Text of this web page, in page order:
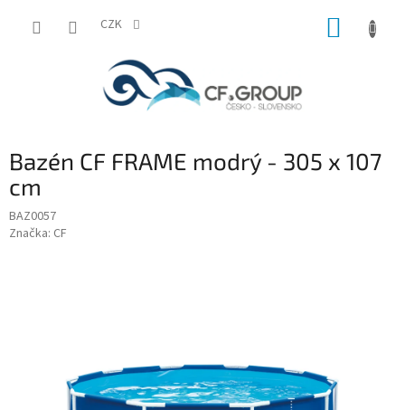
CZK
Bazén CF FRAME modrý - 305 x 107
cm
BAZ0057
Značka: CF